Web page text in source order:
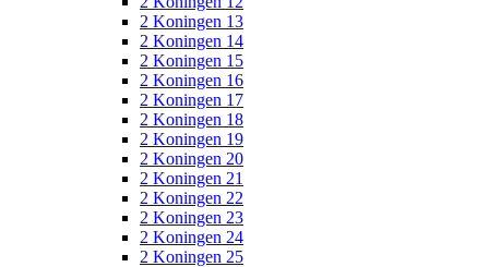
2 Koningen 13
2 Koningen 14
2 Koningen 15
2 Koningen 16
2 Koningen 17
2 Koningen 18
2 Koningen 19
2 Koningen 20
2 Koningen 21
2 Koningen 22
2 Koningen 23
2 Koningen 24
2 Koningen 25